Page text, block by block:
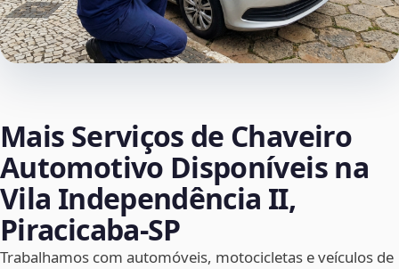
Mais Serviços de Chaveiro
Automotivo Disponíveis na
Vila Independência II,
Piracicaba‑SP
Trabalhamos com automóveis, motocicletas e veículos de